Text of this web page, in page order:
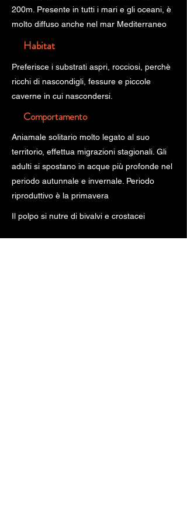
200m. Presente in tutti i mari e gli oceani, è
molto diffuso anche nel mar Mediterraneo
Habitat
Preferisce i substrati aspri, rocciosi, perchè
ricchi di nascondigli, fessure e piccole
caverne in cui nascondersi.
Comportamento
Aniamale solitario molto legato al suo
territorio, effettua migrazioni stagionali. Gli
adulti si spostano in acque più profonde nel
periodo autunnale e invernale. Periodo
riproduttivo è la primavera
Il polpo si nutre di bivalvi e crostacei